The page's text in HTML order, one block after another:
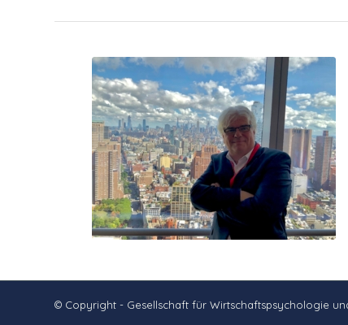
© Copyright - Gesellschaft für Wirtschaftspsychologie